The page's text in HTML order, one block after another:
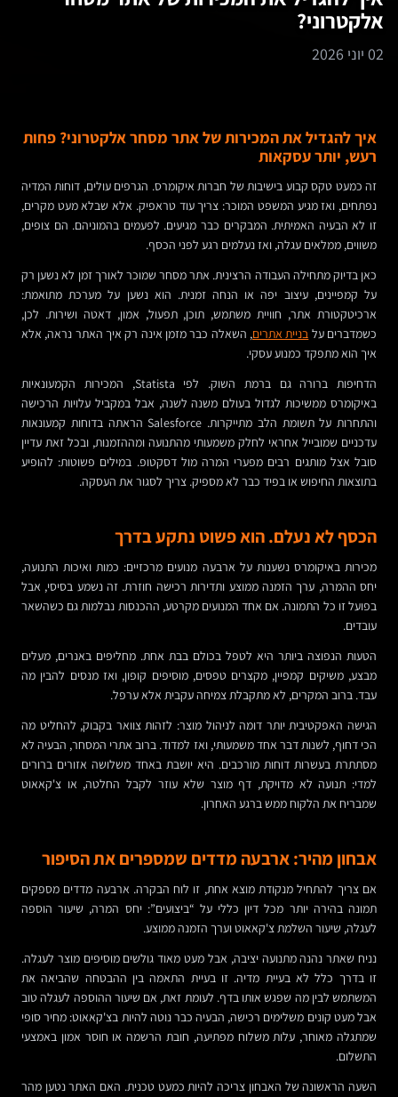
אלקטרוני?
02 יוני 2026
איך להגדיל את המכירות של אתר מסחר אלקטרוני? פחות
רעש, יותר עסקאות
זה כמעט טקס קבוע בישיבות של חברות איקומרס. הגרפים עולים, דוחות המדיה
נפתחים, ואז מגיע המשפט המוכר: צריך עוד טראפיק. אלא שבלא מעט מקרים,
זו לא הבעיה האמיתית. המבקרים כבר מגיעים. לפעמים בהמוניהם. הם צופים,
משווים, ממלאים עגלה, ואז נעלמים רגע לפני הכסף.
כאן בדיוק מתחילה העבודה הרצינית. אתר מסחר שמוכר לאורך זמן לא נשען רק
על קמפיינים, עיצוב יפה או הנחה זמנית. הוא נשען על מערכת מתואמת:
ארכיטקטורת אתר, חוויית משתמש, תוכן, תפעול, אמון, דאטה ושירות. לכן,
כשמדברים על בניית אתרים, השאלה כבר מזמן אינה רק איך האתר נראה, אלא
איך הוא מתפקד כמנוע עסקי.
הדחיפות ברורה גם ברמת השוק. לפי Statista, המכירות הקמעונאיות
באיקומרס ממשיכות לגדול בעולם משנה לשנה, אבל במקביל עלויות הרכישה
והתחרות על תשומת הלב מתייקרות. Salesforce הראתה בדוחות קמעונאות
עדכניים שמובייל אחראי לחלק משמעותי מהתנועה ומההזמנות, ובכל זאת עדיין
סובל אצל מותגים רבים מפערי המרה מול דסקטופ. במילים פשוטות: להופיע
בתוצאות החיפוש או בפיד כבר לא מספיק. צריך לסגור את העסקה.
הכסף לא נעלם. הוא פשוט נתקע בדרך
מכירות באיקומרס נשענות על ארבעה מנועים מרכזיים: כמות ואיכות התנועה,
יחס ההמרה, ערך הזמנה ממוצע ותדירות רכישה חוזרת. זה נשמע בסיסי, אבל
בפועל זו כל התמונה. אם אחד המנועים מקרטע, ההכנסות נבלמות גם כשהשאר
עובדים.
הטעות הנפוצה ביותר היא לטפל בכולם בבת אחת. מחליפים באנרים, מעלים
מבצע, משיקים קמפיין, מקצרים טפסים, מוסיפים קופון, ואז מנסים להבין מה
עבד. ברוב המקרים, לא מתקבלת צמיחה עקבית אלא ערפל.
הגישה האפקטיבית יותר דומה לניהול מוצר: לזהות צוואר בקבוק, להחליט מה
הכי דחוף, לשנות דבר אחד משמעותי, ואז למדוד. ברוב אתרי המסחר, הבעיה לא
מסתתרת בעשרות דוחות מורכבים. היא יושבת באחד משלושה אזורים ברורים
למדי: תנועה לא מדויקת, דף מוצר שלא עוזר לקבל החלטה, או צ'קאאוט
שמבריח את הלקוח ממש ברגע האחרון.
אבחון מהיר: ארבעה מדדים שמספרים את הסיפור
אם צריך להתחיל מנקודת מוצא אחת, זו לוח הבקרה. ארבעה מדדים מספקים
תמונה בהירה יותר מכל דיון כללי על “ביצועים”: יחס המרה, שיעור הוספה
לעגלה, שיעור השלמת צ'קאאוט וערך הזמנה ממוצע.
נניח שאתר נהנה מתנועה יציבה, אבל מעט מאוד גולשים מוסיפים מוצר לעגלה.
זו בדרך כלל לא בעיית מדיה. זו בעיית התאמה בין ההבטחה שהביאה את
המשתמש לבין מה שפגש אותו בדף. לעומת זאת, אם שיעור ההוספה לעגלה טוב
אבל מעט קונים משלימים רכישה, הבעיה כבר נוטה להיות בצ'קאאוט: מחיר סופי
שמתגלה מאוחר, עלות משלוח מפתיעה, חובת הרשמה או חוסר אמון באמצעי
התשלום.
השעה הראשונה של האבחון צריכה להיות כמעט טכנית. האם האתר נטען מהר